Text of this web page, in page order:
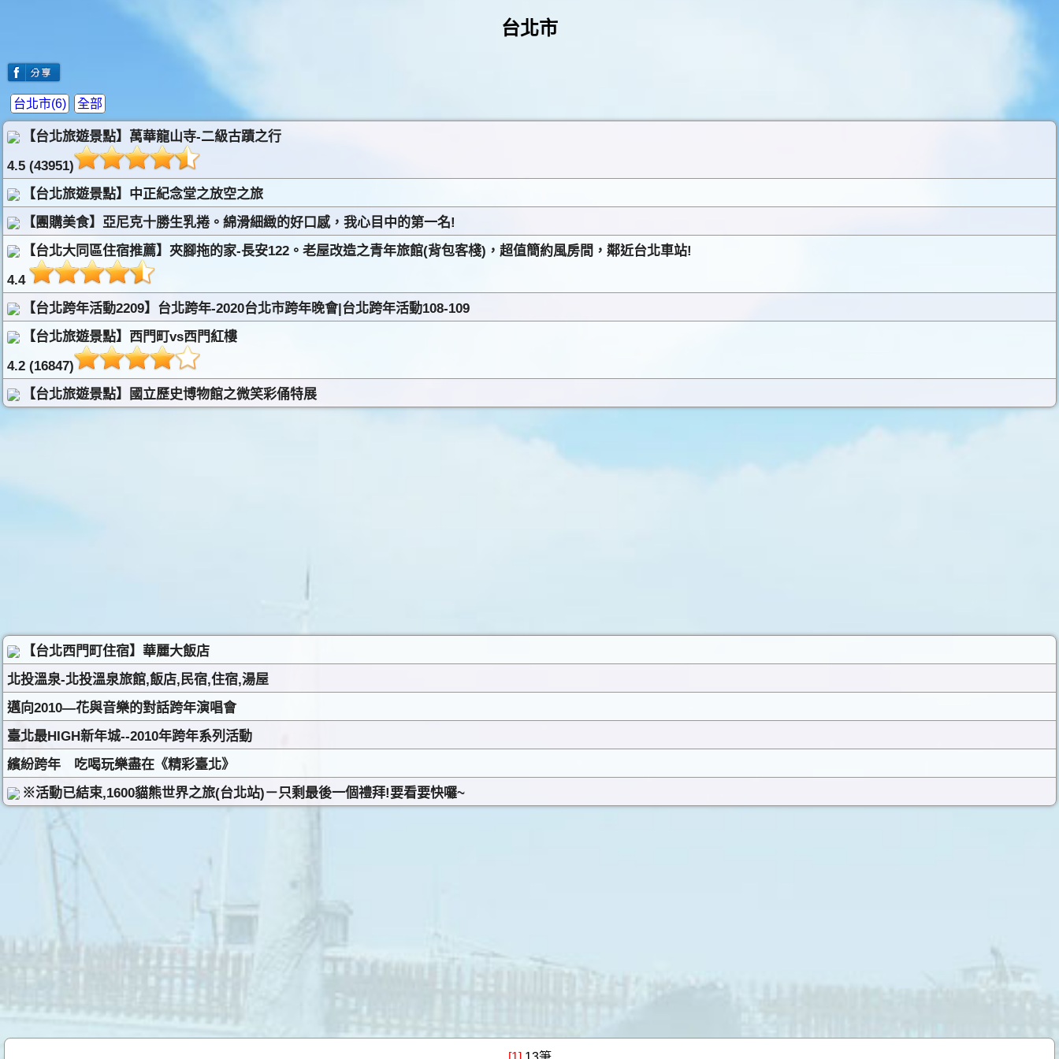
台北市
全部
台北市(6)
【台北旅遊景點】萬華龍山寺-二級古蹟之行
4.5 (43951)
【台北旅遊景點】中正紀念堂之放空之旅
【團購美食】亞尼克十勝生乳捲。綿滑細緻的好口感，我心目中的第一名!
【台北大同區住宿推薦】夾腳拖的家-長安122。老屋改造之青年旅館(背包客棧)，超值簡約風房間，鄰近台北車站!
4.4
【台北跨年活動2209】台北跨年-2020台北市跨年晚會|台北跨年活動108-109
【台北旅遊景點】西門町vs西門紅樓
4.2 (16847)
【台北旅遊景點】國立歷史博物館之微笑彩俑特展
【台北西門町住宿】華麗大飯店
北投溫泉-北投溫泉旅館,飯店,民宿,住宿,湯屋
邁向2010—花與音樂的對話跨年演唱會
臺北最HIGH新年城--2010年跨年系列活動
繽紛跨年 吃喝玩樂盡在《精彩臺北》
※活動已結束,1600貓熊世界之旅(台北站)－只剩最後一個禮拜!要看要快囉~